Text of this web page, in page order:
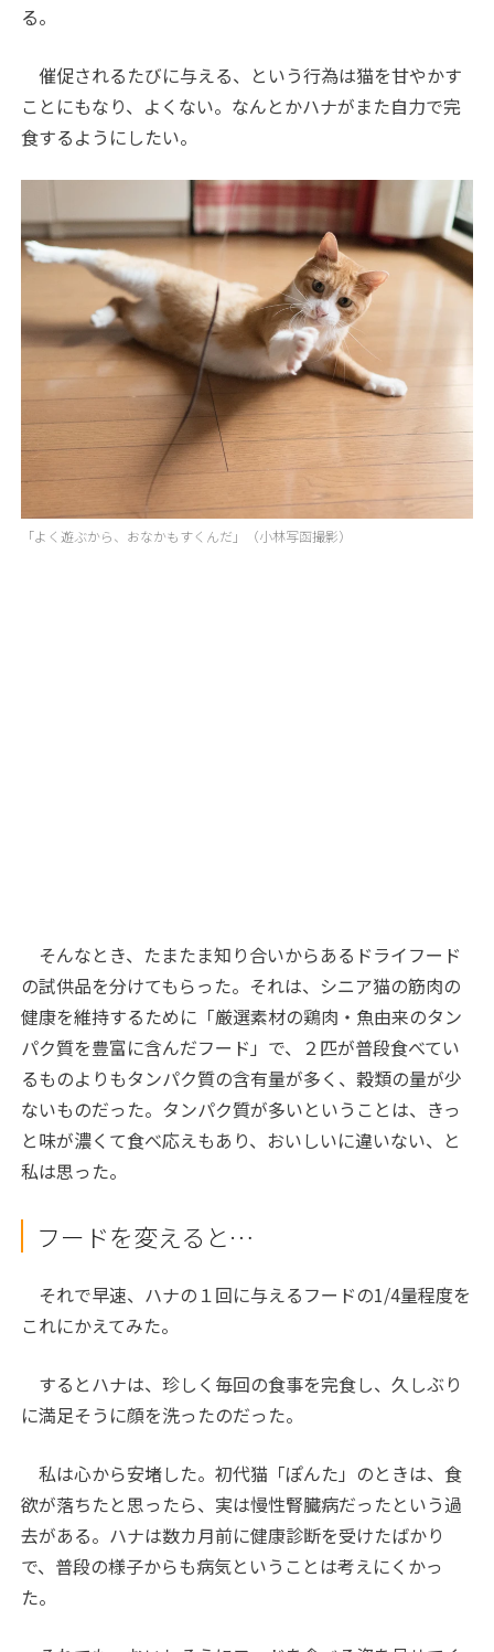
る。
催促されるたびに与える、という行為は猫を甘やかす
ことにもなり、よくない。なんとかハナがまた自力で完
食するようにしたい。
「よく遊ぶから、おなかもすくんだ」（小林写函撮影）
そんなとき、たまたま知り合いからあるドライフード
の試供品を分けてもらった。それは、シニア猫の筋肉の
健康を維持するために「厳選素材の鶏肉・魚由来のタン
パク質を豊富に含んだフード」で、２匹が普段食べてい
るものよりもタンパク質の含有量が多く、穀類の量が少
ないものだった。タンパク質が多いということは、きっ
と味が濃くて食べ応えもあり、おいしいに違いない、と
私は思った。
フードを変えると…
それで早速、ハナの１回に与えるフードの1/4量程度を
これにかえてみた。
するとハナは、珍しく毎回の食事を完食し、久しぶり
に満足そうに顔を洗ったのだった。
私は心から安堵した。初代猫「ぽんた」のときは、食
欲が落ちたと思ったら、実は慢性腎臓病だったという過
去がある。ハナは数カ月前に健康診断を受けたばかり
で、普段の様子からも病気ということは考えにくかっ
た。